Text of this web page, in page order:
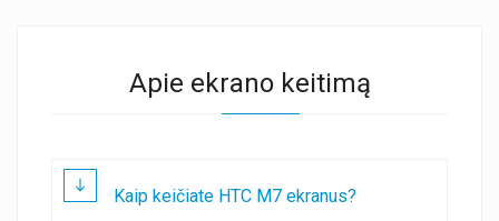
Apie ekrano keitimą
Kaip keičiate HTC M7 ekranus?